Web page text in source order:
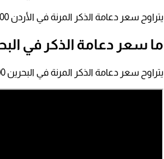
يتراوح سعر دعامة الذكر المرنة في الأردن 2500 دينار أردني، أما الهيدروليك فيبلغ سعرها 6000 دينار أردني.
ما سعر دعامة الذكر في
يتراوح سعر دعامة الذكر المرنة في البحرين 1700 دينار بحريني، أما الهيدروليك فيبلغ سعرها 3600 دينار بحريني.